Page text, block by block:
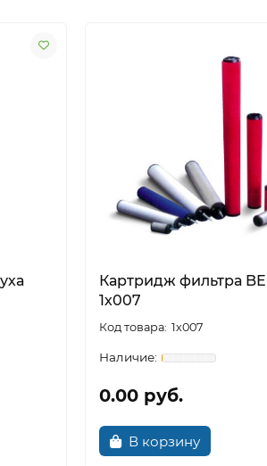
Картридж фильтра
1х007
1х007
0.00 руб.
В корзину